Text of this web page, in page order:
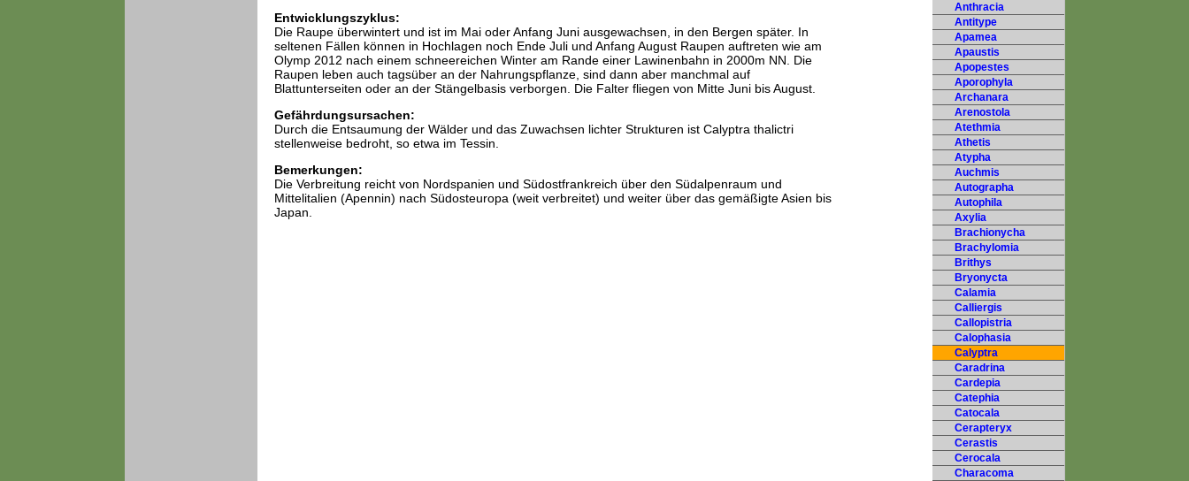
Entwicklungszyklus:
Die Raupe überwintert und ist im Mai oder Anfang Juni ausgewachsen, in den Bergen später. In
seltenen Fällen können in Hochlagen noch Ende Juli und Anfang August Raupen auftreten wie am
Olymp 2012 nach einem schneereichen Winter am Rande einer Lawinenbahn in 2000m NN. Die
Raupen leben auch tagsüber an der Nahrungspflanze, sind dann aber manchmal auf
Blattunterseiten oder an der Stängelbasis verborgen. Die Falter fliegen von Mitte Juni bis August.
Gefährdungsursachen:
Durch die Entsaumung der Wälder und das Zuwachsen lichter Strukturen ist Calyptra thalictri
stellenweise bedroht, so etwa im Tessin.
Bemerkungen:
Die Verbreitung reicht von Nordspanien und Südostfrankreich über den Südalpenraum und
Mittelitalien (Apennin) nach Südosteuropa (weit verbreitet) und weiter über das gemäßigte Asien bis
Japan.
Anthracia
Antitype
Apamea
Apaustis
Apopestes
Aporophyla
Archanara
Arenostola
Atethmia
Athetis
Atypha
Auchmis
Autographa
Autophila
Axylia
Brachionycha
Brachylomia
Brithys
Bryonycta
Calamia
Calliergis
Callopistria
Calophasia
Calyptra
Caradrina
Cardepia
Catephia
Catocala
Cerapteryx
Cerastis
Cerocala
Characoma